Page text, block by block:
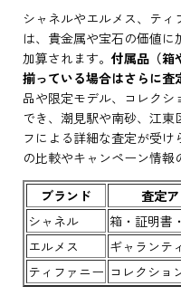
シャネルやエルメス、テ
は、貴金属や宝石の価値
加算されます。付属品（箱
揃っている場合はさらに査
品や限定モデル、コレク
でき、潮見駅や南砂、江
フによる詳細な査定が受
の比較やキャンペーン情報
ブランド
査定
シャネル
箱・証明書
エルメス
ギャランテ
ティファニー コレクショ